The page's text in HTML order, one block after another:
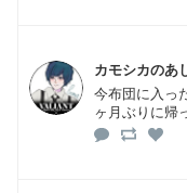
カモシカのあ
今布団に入っ
ヶ月ぶりに帰